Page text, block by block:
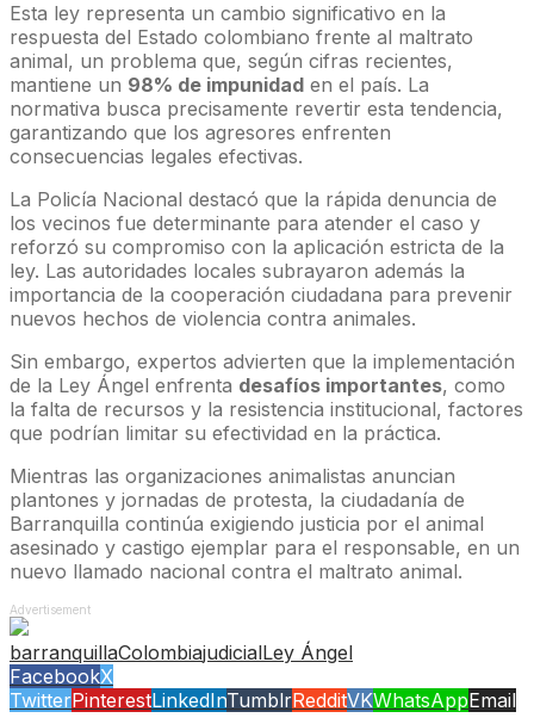
Esta ley representa un cambio significativo en la
respuesta del Estado colombiano frente al maltrato
animal, un problema que, según cifras recientes,
mantiene un 98% de impunidad en el país. La
normativa busca precisamente revertir esta tendencia,
garantizando que los agresores enfrenten
consecuencias legales efectivas.
La Policía Nacional destacó que la rápida denuncia de
los vecinos fue determinante para atender el caso y
reforzó su compromiso con la aplicación estricta de la
ley. Las autoridades locales subrayaron además la
importancia de la cooperación ciudadana para prevenir
nuevos hechos de violencia contra animales.
Sin embargo, expertos advierten que la implementación
de la Ley Ángel enfrenta desafíos importantes, como
la falta de recursos y la resistencia institucional, factores
que podrían limitar su efectividad en la práctica.
Mientras las organizaciones animalistas anuncian
plantones y jornadas de protesta, la ciudadanía de
Barranquilla continúa exigiendo justicia por el animal
asesinado y castigo ejemplar para el responsable, en un
nuevo llamado nacional contra el maltrato animal.
Advertisement
barranquillaColombiajudicialLey Ángel
FacebookX
TwitterPinterestLinkedInTumblrRedditVKWhatsAppEmail